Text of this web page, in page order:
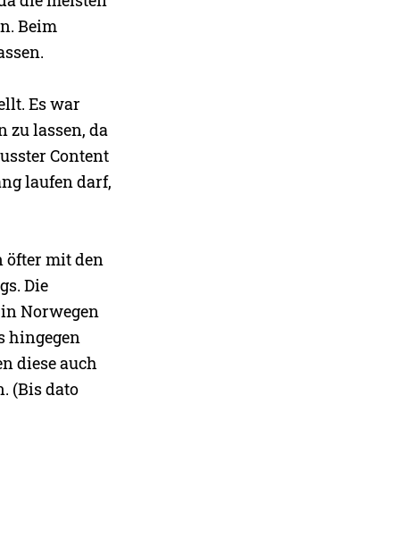
Beim
Es war
zu lassen, da
Content
laufen darf,
öfter mit den
Die
Norwegen
hingegen
diese auch
(Bis dato